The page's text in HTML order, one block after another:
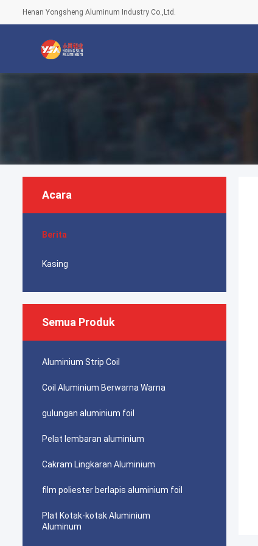
Henan Yongsheng Aluminum Industry Co.,Ltd.
Acara
Berita
Kasing
Semua Produk
Aluminium Strip Coil
Coil Aluminium Berwarna Warna
gulungan aluminium foil
Pelat lembaran aluminium
Cakram Lingkaran Aluminium
film poliester berlapis aluminium foil
Plat Kotak-kotak Aluminium
Aluminum